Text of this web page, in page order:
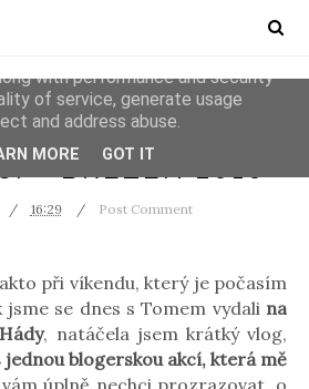
VIDEOS
- BŘEZEN 2016
16:29 Post Comment
při víkendu, který je počasím
jsme se dnes s Tomem vydali na
, natáčela jsem krátký vlog,
blogerskou akcí, která mě
vám úplně nechci prozrazovat, o
from Google to deliver its services
with performance and security
of service, generate usage
and address abuse.
MORE GOT IT